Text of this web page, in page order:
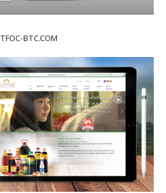
TFOC-BTC.COM